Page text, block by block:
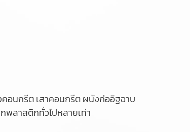
อนกรีต เสาคอนกรีต ผนังก่ออิฐฉาบ
พลาสติกทั่วไปหลายเท่า